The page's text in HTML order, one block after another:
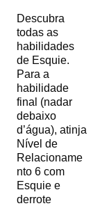
Descubra
todas as
habilidades
de Esquie.
Para a
habilidade
final (nadar
debaixo
d’água), atinja
Nível de
Relacioname
nto 6 com
Esquie e
derrote